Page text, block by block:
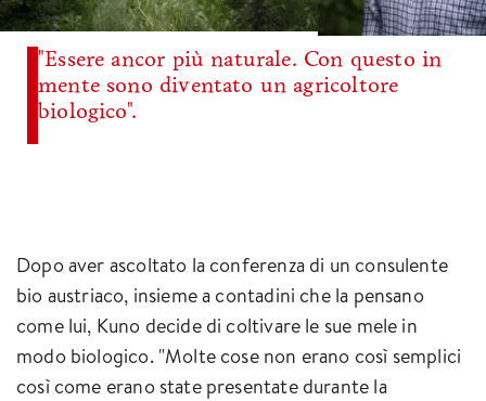
"Essere ancor più naturale. Con questo in
mente sono diventato un agricoltore
biologico".
Dopo aver ascoltato la conferenza di un consulente
bio austriaco, insieme a contadini che la pensano
come lui, Kuno decide di coltivare le sue mele in
modo biologico. "Molte cose non erano così semplici
così come erano state presentate durante la